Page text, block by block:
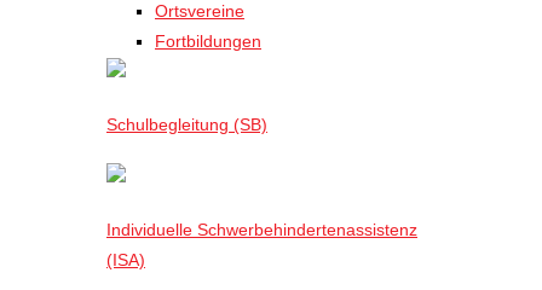
Ortsvereine
Fortbildungen
Schulbegleitung (SB)
Individuelle Schwerbehindertenassistenz
(ISA)